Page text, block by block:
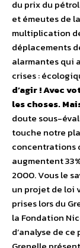
du prix du
et émeutes de
multiplication
déplacements
alarmantes qui
crises :
d’agir !Avec
les choses.
doute sous-
touche notre
concentrations
augmentent
2000. Vous le
un projet de loi
prises lors du
la Fondation
d’analyse de